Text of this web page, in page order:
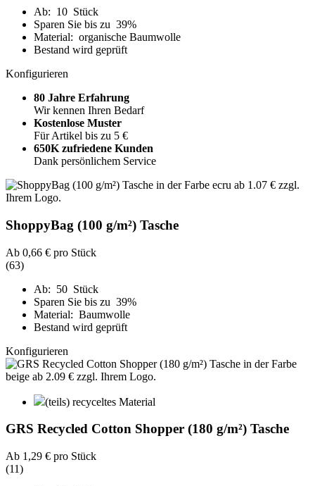
Ab: 10 Stück
Sparen Sie bis zu 39%
Material: organische Baumwolle
Bestand wird geprüft
Konfigurieren
80 Jahre Erfahrung
Wir kennen Ihren Bedarf
Kostenlose Muster
Für Artikel bis zu 5 €
650K zufriedene Kunden
Dank persönlichem Service
ShoppyBag (100 g/m²) Tasche
Ab 0,66 € pro Stück
(63)
Ab: 50 Stück
Sparen Sie bis zu 39%
Material: Baumwolle
Bestand wird geprüft
Konfigurieren
(teils) recyceltes Material
GRS Recycled Cotton Shopper (180 g/m²) Tasche
Ab 1,29 € pro Stück
(11)